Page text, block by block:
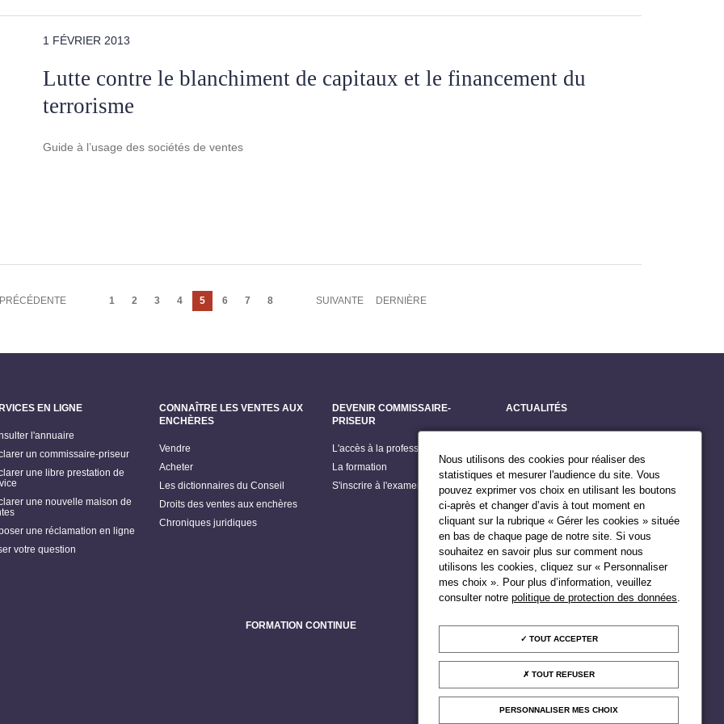
1 FÉVRIER 2013
Lutte contre le blanchiment de capitaux et le financement du
terrorisme
Guide à l’usage des sociétés de ventes
PAGE
PRÉCÉDENTE Page
1 Page
2 Page
3 Page
4
Page
courante
5 Page
6 Page
7 Page
8
PAGE
SUIVANTE
DERNIÈRE
DERNIÈRE
EN LIGNE
l'annuaire
un commissaire-priseur
une libre prestation de
une nouvelle maison de
une réclamation en ligne
votre question
CONNAÎTRE LES VENTES AUX
ENCHÈRES
Vendre
Acheter
Les dictionnaires du Conseil
Droits des ventes aux enchères
Chroniques juridiques
DEVENIR COMMISSAIRE-
PRISEUR
L'accès à la profession
La formation
S'inscrire à l'examen d'accès
ACTUALITÉS
Grands dossiers
Billets du Président
Publications
Agenda du Président
FORMATION CONTINUE
Nous utilisons des cookies pour réaliser des
statistiques et mesurer l'audience du site. Vous
pouvez exprimer vos choix en utilisant les boutons
ci-après et changer d’avis à tout moment en
cliquant sur la rubrique « Gérer les cookies » située
en bas de chaque page de notre site. Si vous
souhaitez en savoir plus sur comment nous
utilisons les cookies, cliquez sur « Personnaliser
mes choix ». Pour plus d’information, veuillez
consulter notrepolitique de protection des données.
TOUT ACCEPTER
TOUT REFUSER
PERSONNALISER MES CHOIX